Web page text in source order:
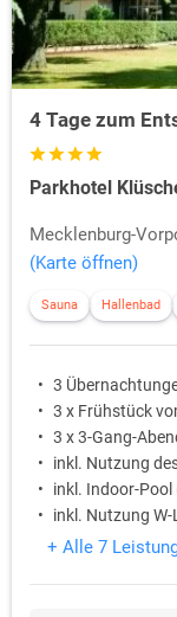
4 Tage zum
Parkhotel
Mecklenburg-
(Karte öffnen)
Sauna Hallenbad
3
3 x Frühstück
3 x 3-Gang-
inkl. Nutzung
inkl. Indoor-Pool
inkl. Nutzung W-
+ Alle 7